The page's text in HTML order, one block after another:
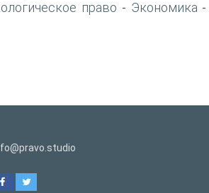
право - Экономика -